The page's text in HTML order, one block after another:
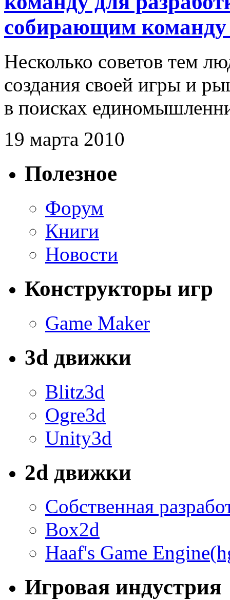
собирающим команду
Несколько советов тем
создания своей игры и
в поисках
19 марта 2010
Полезное
Форум
Книги
Новости
Конструкторы игр
Game Maker
3d движки
Blitz3d
Ogre3d
Unity3d
2d движки
Собственная
Box2d
Haaf's Game
Игровая индустрия